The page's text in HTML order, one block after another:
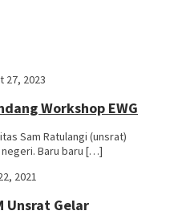
27, 2023
Workshop EWG
Sam Ratulangi (unsrat)
Baru baru […]
2021
Unsrat Gelar